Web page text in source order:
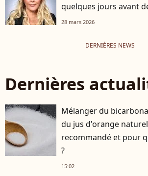
quelques jours avant
28 mars 2026
DERNIÈRES NEWS
Dernières
Mélanger du
du jus d'orange
recommandé et pour
?
15:02